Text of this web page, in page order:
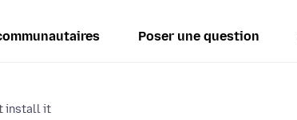
Poser une question
install it